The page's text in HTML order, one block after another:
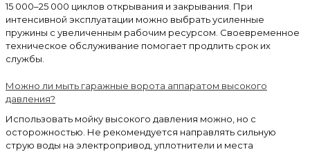
15 000–25 000 циклов открывания и закрывания. При
интенсивной эксплуатации можно выбрать усиленные
пружины с увеличенным рабочим ресурсом. Своевременное
техническое обслуживание помогает продлить срок их
службы.
Можно ли мыть гаражные ворота аппаратом высокого
давления?
Использовать мойку высокого давления можно, но с
осторожностью. Не рекомендуется направлять сильную
струю воды на электропривод, уплотнители и места